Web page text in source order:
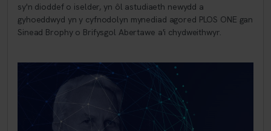
sy'n dioddef o iselder, yn ôl astudiaeth newydd a
gyhoeddwyd yn y cyfnodolyn mynediad agored PLOS ONE gan
Sinead Brophy o Brifysgol Abertawe a'i chydweithwyr.